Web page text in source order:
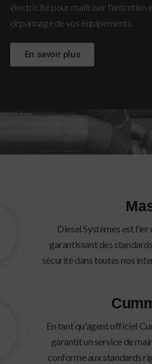
électricité pour maîtriser l'entretien
dépannage de vos équipements.
En savoir plus
Diesel Systèmes est
garantissant des
sécurité dans toutes nos
En tant qu'agent officiel
garantit un service de
conforme aux standards